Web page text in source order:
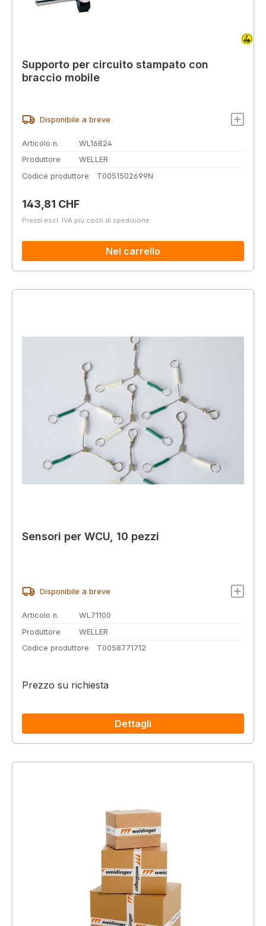
Supporto per circuito stampato con
braccio mobile
Disponibile a breve
Articolo n.
WL16824
Produttore
WELLER
Codice produttore
T0051502699N
Prezzo normale:
143,81 CHF
Prezzi escl. IVA più costi di spedizione
Nel carrello
Sensori per WCU, 10 pezzi
Disponibile a breve
Articolo n.
WL71100
Produttore
WELLER
Codice produttore
T0058771712
Prezzo su richiesta
Dettagli